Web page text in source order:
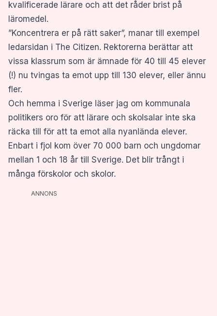
kvalificerade lärare och att det råder brist på
läromedel.
”Koncentrera er på rätt saker”, manar till exempel
ledarsidan i The Citizen. Rektorerna berättar att
vissa klassrum som är ämnade för 40 till 45 elever
(!) nu tvingas ta emot upp till 130 elever, eller ännu
fler.
Och hemma i Sverige läser jag om kommunala
politikers oro för att lärare och skolsalar inte ska
räcka till för att ta emot alla nyanlända elever.
Enbart i fjol kom över 70 000 barn och ungdomar
mellan 1 och 18 år till Sverige. Det blir trångt i
många förskolor och skolor.
ANNONS